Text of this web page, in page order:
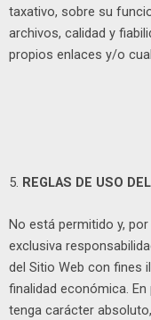
taxativo, sobre su
archivos, calidad y
propios enlaces y/o
5. REGLAS DE USO
No está permitido y,
exclusiva
del Sitio Web con fines
finalidad económica.
tenga carácter